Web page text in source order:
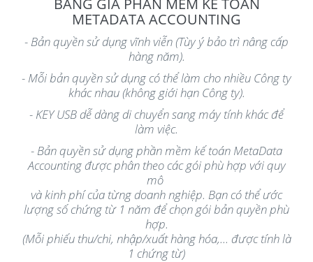
METADATA ACCOUNTING
- Bản quyền sử dụng vĩnh viễn (Tùy ý bảo trì nâng cấp
hàng năm).
- Mỗi bản quyền sử dụng có thể làm cho nhiều Công ty
khác nhau (không giới hạn Công ty).
- KEY USB dễ dàng di chuyển sang máy tính khác để
làm việc.
- Bản quyền sử dụng phần mềm kế toán MetaData
Accounting được phân theo các gói phù hợp với quy
mô
và kinh phí của từng doanh nghiệp. Bạn có thể ước
lượng số chứng từ 1 năm để chọn gói bản quyền phù
hợp.
(Mỗi phiếu thu/chi, nhập/xuất hàng hóa,... được tính là
1 chứng từ)